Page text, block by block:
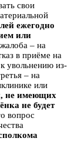
свои
ежегодно
или
– на
в приёме на
увольнению из-
– на
или
не имеющих
не будет
вопрос